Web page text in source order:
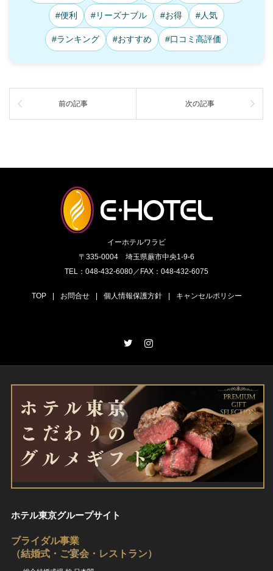
#便利 #リーズナブル #お得 #人気
#ランキング #おすすめ #口コミ高評価
前の記事 次の記事
イーホテルワラビ
〒335-0004 埼玉県蕨市中央1-9-6
TEL：048-432-6080／FAX：048-432-6075
TOP お問合せ 個人情報保護方針 キャンセルポリシー
ホテル東京グループサイト
ブライダル事業
（結婚式・ご宴会・レストラン）